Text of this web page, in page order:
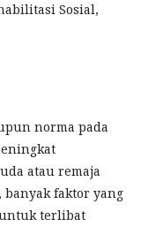
Sosial,
norma pada
atau remaja
banyak faktor yang
terlibat